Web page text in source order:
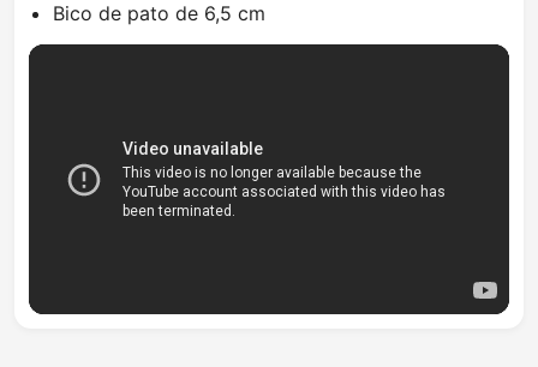
Bico de pato de 6,5 cm